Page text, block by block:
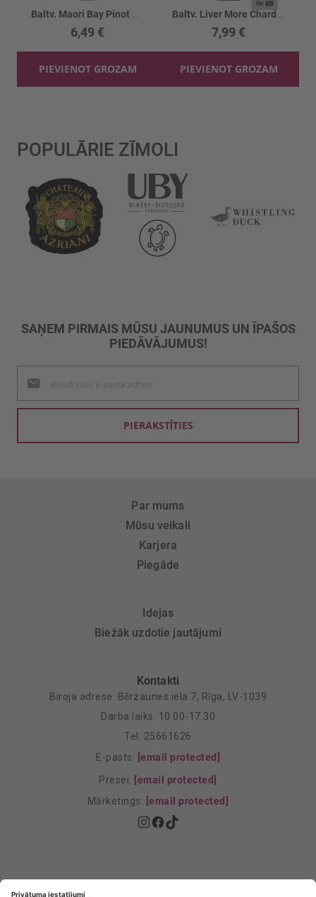
6,49 €
PIEVIENOT GROZAM
7,99 €
PIEVIENOT GROZAM
POPULĀRIE ZĪMOLI
SAŅEM PIRMAIS MŪSU JAUNUMUS UN ĪPAŠOS
PIEDĀVĀJUMUS!
jaunumu
saņemšanai:
PIERAKSTĪTIES
Par mums
Mūsu veikali
Karjera
Piegāde
Idejas
Biežāk uzdotie jautājumi
Kontakti
Biroja adrese: Bērzaunes iela 7, Rīga, LV-1039
Darba laiks: 10.00-17.30
Tel: 25661626
E-pasts: [email protected]
Presei: [email protected]
Mārketings: [email protected]